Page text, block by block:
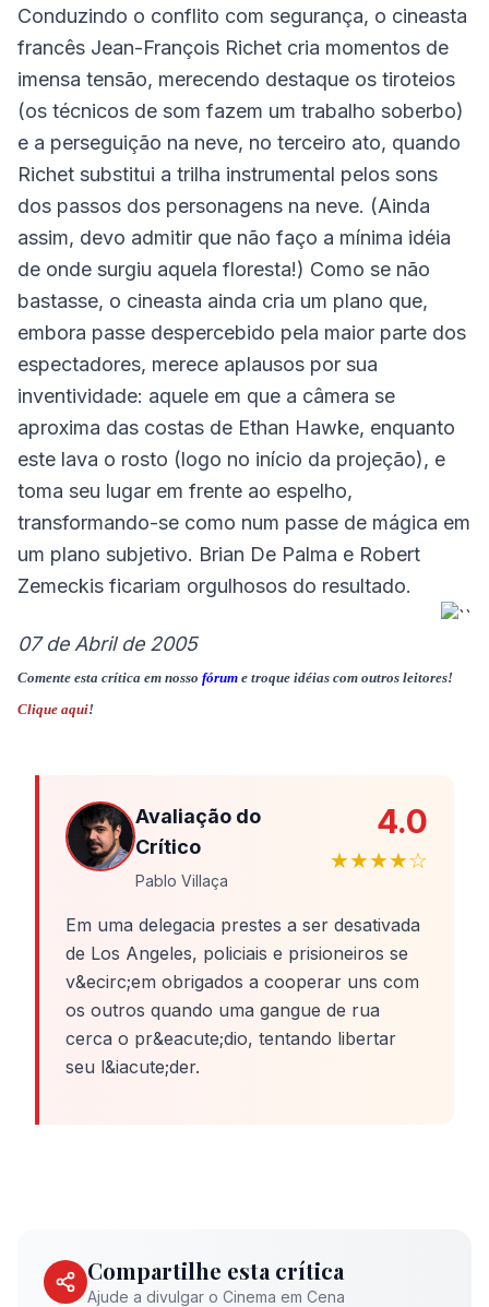
Conduzindo o conflito com segurança, o cineasta
francês Jean-François Richet cria momentos de
imensa tensão, merecendo destaque os tiroteios
(os técnicos de som fazem um trabalho soberbo)
e a perseguição na neve, no terceiro ato, quando
Richet substitui a trilha instrumental pelos sons
dos passos dos personagens na neve. (Ainda
assim, devo admitir que não faço a mínima idéia
de onde surgiu aquela floresta!) Como se não
bastasse, o cineasta ainda cria um plano que,
embora passe despercebido pela maior parte dos
espectadores, merece aplausos por sua
inventividade: aquele em que a câmera se
aproxima das costas de Ethan Hawke, enquanto
este lava o rosto (logo no início da projeção), e
toma seu lugar em frente ao espelho,
transformando-se como num passe de mágica em
um plano subjetivo. Brian De Palma e Robert
Zemeckis ficariam orgulhosos do resultado.
07 de Abril de 2005
Comente esta crítica em nosso fórum e troque idéias com outros leitores!
Clique aqui!
Avaliação do
Crítico
Pablo Villaça
4.0
★★★★☆
Em uma delegacia prestes a ser desativada
de Los Angeles, policiais e prisioneiros se
v&ecirc;em obrigados a cooperar uns com
os outros quando uma gangue de rua
cerca o pr&eacute;dio, tentando libertar
seu l&iacute;der.
Compartilhe esta crítica
Ajude a divulgar o Cinema em Cena